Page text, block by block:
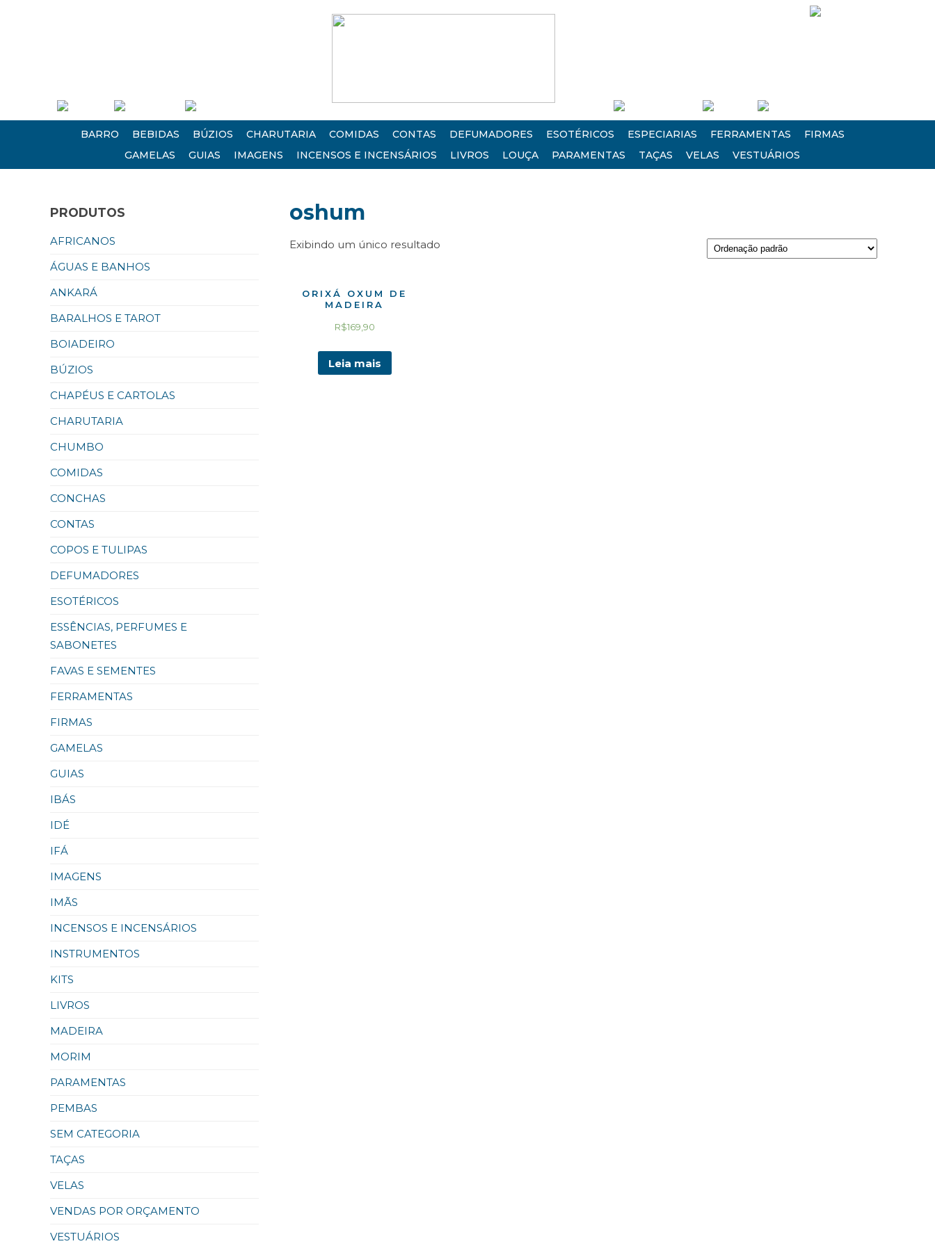
BARRO BEBIDAS BÚZIOS CHARUTARIA COMIDAS CONTAS DEFUMADORES ESOTÉRICOS ESPECIARIAS FERRAMENTAS
FIRMAS
GAMELAS
GUIAS IMAGENS INCENSOS E INCENSÁRIOS LIVROS LOUÇA PARAMENTAS TAÇAS VELAS VESTUÁRIOS
PRODUTOS
AFRICANOS
ÁGUAS E BANHOS
ANKARÁ
BARALHOS E TAROT
BOIADEIRO
BÚZIOS
CHAPÉUS E CARTOLAS
CHARUTARIA
CHUMBO
COMIDAS
CONCHAS
CONTAS
COPOS E TULIPAS
DEFUMADORES
ESOTÉRICOS
ESSÊNCIAS, PERFUMES E
SABONETES
FAVAS E SEMENTES
FERRAMENTAS
FIRMAS
GAMELAS
GUIAS
IBÁS
IDÉ
IFÁ
IMAGENS
IMÃS
INCENSOS E INCENSÁRIOS
INSTRUMENTOS
KITS
LIVROS
MADEIRA
MORIM
PARAMENTAS
PEMBAS
SEM CATEGORIA
TAÇAS
VELAS
VENDAS POR ORÇAMENTO
VESTUÁRIOS
oshum
Exibindo um único resultado
ORIXÁ OXUM DE
MADEIRA
R$169,90
Leia mais